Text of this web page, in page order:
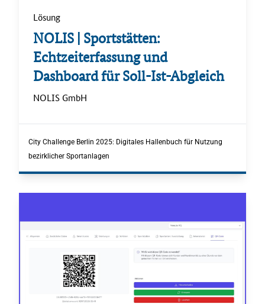
Lösung
.NOLIS | Sportstätten:
Echtzeiterfassung und
Dashboard für Soll-Ist-Abgleich
.NOLIS GmbH
City Challenge Berlin 2025: Digitales Hallenbuch für Nutzung
bezirklicher Sportanlagen